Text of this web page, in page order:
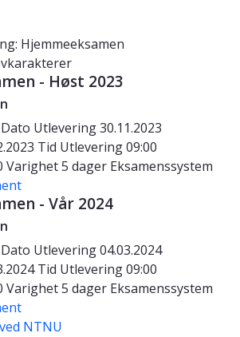
Hjemmeeksamen
- Høst 2023
Dato Utlevering 30.11.2023
Tid Utlevering 09:00
Varighet5 dager Eksamenssystem
- Vår 2024
Dato Utlevering 04.03.2024
Tid Utlevering 09:00
Varighet5 dager Eksamenssystem
NTNU